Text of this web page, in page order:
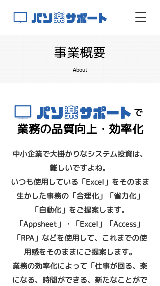
事業概要
About
で
​業務の品質向上・効率化
中小企業で大掛かりなシステム投資は、
難しいですよね。
いつも使用している「Excel」をそのまま
生かした事務の「合理化」「省力化」
「自動化」をご提案します。
「Appsheet」・「Excel」「Access」
「RPA」などを使用して、これまでの使
用感をそのままにご提案します。
業務の効率化によって「仕事が回る、楽
になる、時間ができる、新たなことがで